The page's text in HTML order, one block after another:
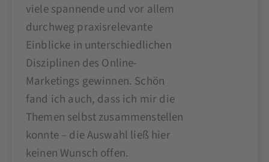
viele spannende und vor allem
durchweg praxisrelevante
Einblicke in unterschiedlichen
Disziplinen des Online-
Marketings gewinnen. Schön
fand ich auch, dass ich mir die
Themen selbst zusammenstellen
konnte – die Auswahl ließ hier
keinen Wunsch offen.